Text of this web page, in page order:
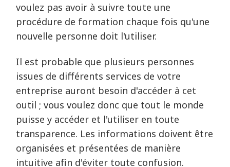
voulez pas avoir à suivre toute une
procédure de formation chaque fois qu'une
nouvelle personne doit l'utiliser.
Il est probable que plusieurs personnes
issues de différents services de votre
entreprise auront besoin d'accéder à cet
outil ; vous voulez donc que tout le monde
puisse y accéder et l'utiliser en toute
transparence. Les informations doivent être
organisées et présentées de manière
intuitive afin d'éviter toute confusion.